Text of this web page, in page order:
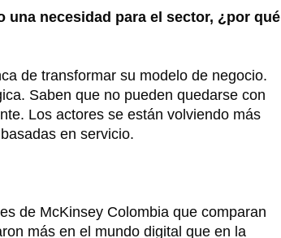
necesidad para el sector, ¿por qué
de transformar su modelo de negocio.
Saben que no pueden quedarse con
Los actores se están volviendo más
en servicio.
de McKinsey Colombia que comparan
más en el mundo digital que en la